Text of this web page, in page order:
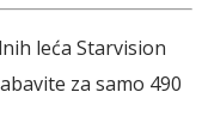
leća Starvision
za samo 490